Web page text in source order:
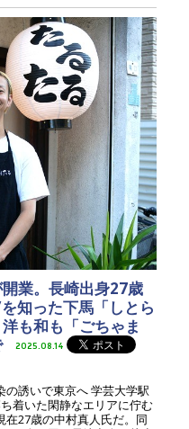
業。長崎出身27歳
知った下馬「しとら
も和も「ごちゃま
2025.08.14
誘いで東京へ 学芸大学駅
着いた閑静なエリアに佇む
在27歳の中村真人氏だ。同